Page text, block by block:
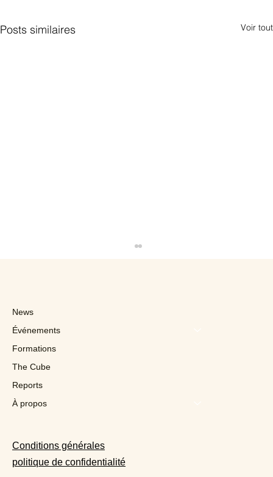
Posts similaires Voir tout
« L’horeca n’a pas besoin de privilèges
mais d’un cadre cohérent »
News
Événements
Formations
The Cube
Reports
À propos
Conditions générales
politique de confidentialité